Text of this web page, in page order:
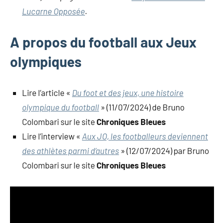
Lucarne Opposée.
A propos du football aux Jeux
olympiques
Lire l’article « Du foot et des jeux, une histoire
olympique du football » (11/07/2024) de Bruno
Colombari sur le site Chroniques Bleues
Lire l’interview « Aux JO, les footballeurs deviennent
des athlètes parmi d’autres » (12/07/2024) par Bruno
Colombari sur le site Chroniques Bleues